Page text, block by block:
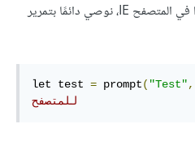
تعمل جيدًا في المتصفح IE، نوصي دائمًا بتمرير
let test = prompt( "Test",
للمتصفح